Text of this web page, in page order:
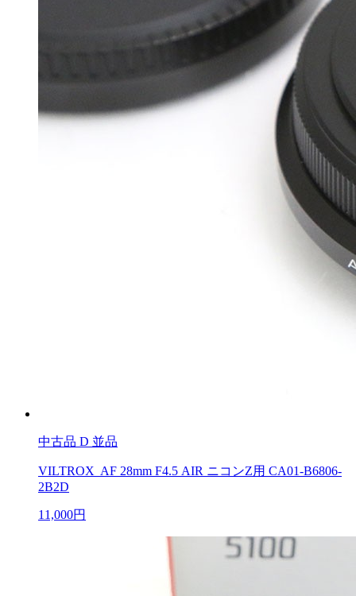
中古品 D 並品
VILTROX AF 28mm F4.5 AIR ニコンZ用 CA01-B6806-
2B2D
11,000円